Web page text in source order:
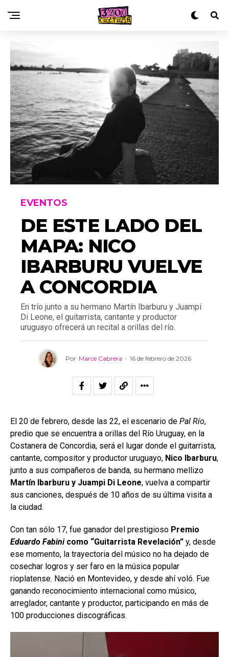
EVENTOS
DE ESTE LADO DEL
MAPA: NICO
IBARBURU VUELVE
A CONCORDIA
En trío junto a su hermano Martín Ibarburu y Juampi
Di Leone, el guitarrista, cantante y productor
uruguayo ofrecerá un recital a orillas del río.
Por Marce Cabrera - 16 de febrero de 2026
El 20 de febrero, desde las 22, el escenario de Pal Río,
predio que se encuentra a orillas del Río Uruguay, en la
Costanera de Concordia, será el lugar donde el guitarrista,
cantante, compositor y productor uruguayo, Nico Ibarburu,
junto a sus compañeros de banda, su hermano mellizo
Martín Ibarburu y Juampi Di Leone, vuelva a compartir
sus canciones, después de 10 años de su última visita a
la ciudad.
Con tan sólo 17, fue ganador del prestigioso Premio
Eduardo Fabinicomo “Guitarrista Revelación” y, desde
ese momento, la trayectoria del músico no ha dejado de
cosechar logros y ser faro en la música popular
rioplatense. Nació en Montevideo, y desde ahí voló. Fue
ganando reconocimiento internacional como músico,
arreglador, cantante y productor, participando en más de
100 producciones discográficas.